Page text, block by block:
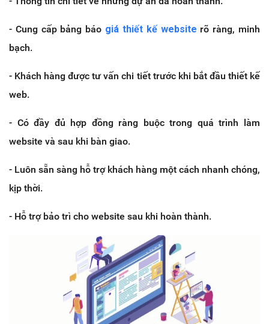
- Cung cấp bảng báo giá thiết kế website rõ ràng, minh
bạch.
- Khách hàng được tư vấn chi tiết trước khi bắt đầu thiết kế
web.
- Có đầy đủ hợp đồng ràng buộc trong quá trình làm
website và sau khi bàn giao.
- Luôn sẵn sàng hỗ trợ khách hàng một cách nhanh chóng,
kịp thời.
- Hỗ trợ bảo trì cho website sau khi hoàn thành.